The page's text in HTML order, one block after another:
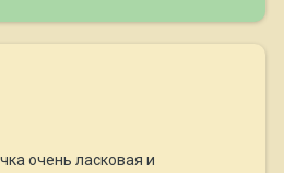
очень ласковая и